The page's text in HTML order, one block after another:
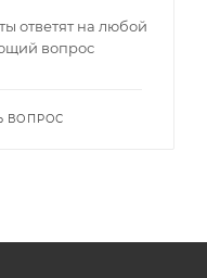
ответят на любой
вопрос
ВОПРОС